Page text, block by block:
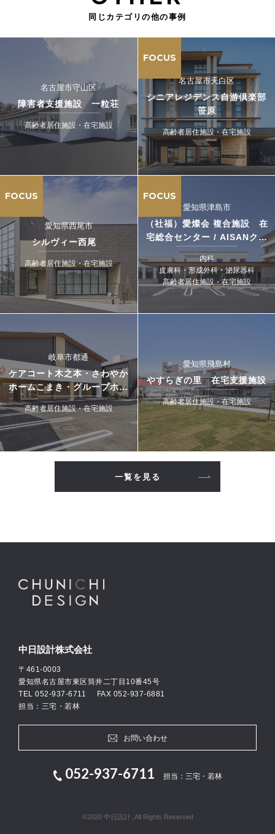
同じカテゴリの他の事例
名古屋市守山区
障害者支援施設 一粒荘
高齢者居住施設・在宅施設
FOCUS
名古屋市天白区
シニアレジデンス自游倶楽部
笹原
高齢者居住施設・在宅施設
FOCUS
愛知県西尾市
シルヴィー西尾
高齢者居住施設・在宅施設
FOCUS
愛知県津島市
（社福）愛燦会 複合施設 在
宅総合センター / AISANクリ
ニック
内科
皮膚科・形成外科・泌尿器科
高齢者居住施設・在宅施設
岐阜市都通
ケアコート木之本・さわやか
ホームこまき・グループホー
ムこまき
高齢者居住施設・在宅施設
愛知県飛島村
やすらぎの里 在宅支援施設
高齢者居住施設・在宅施設
一覧を見る
中日設計株式会社
〒461-0003
愛知県名古屋市東区筒井二丁目10番45号
TEL 052-937-6711 FAX 052-937-6881
担当：三宅・若林
お問い合わせ
052-937-6711 担当：三宅・若林
©2020 中日設計.,All Rights Reserved